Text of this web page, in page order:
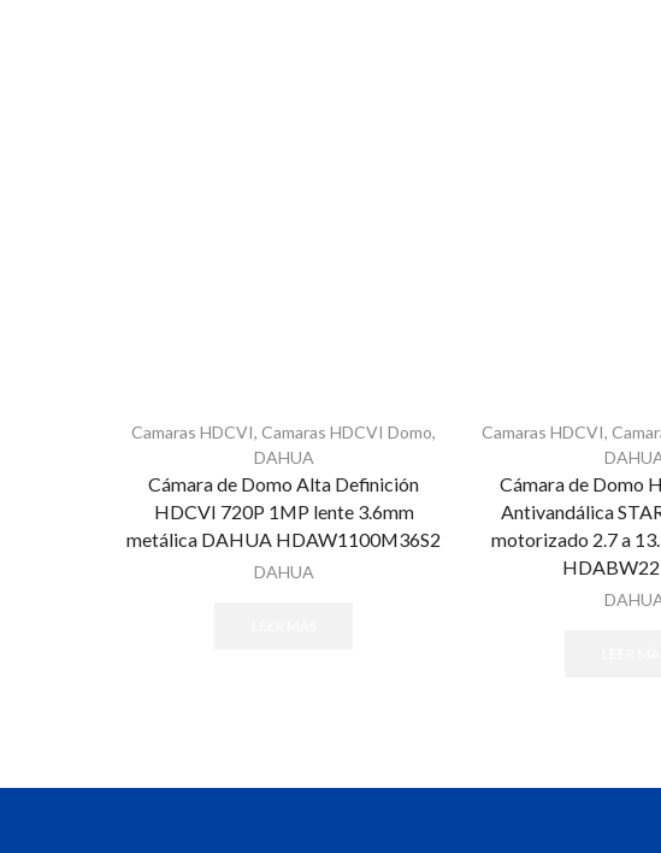
Camaras HDCVI, Camaras HDCVI Domo,
DAHUA
Cámara de Domo Alta Definición
HDCVI 720P 1MP lente 3.6mm
metálica DAHUA HDAW1100M36S2
DAHUA
Camaras HDCVI,
Cámara de Domo
Antivandálica
motorizado 2.7 a